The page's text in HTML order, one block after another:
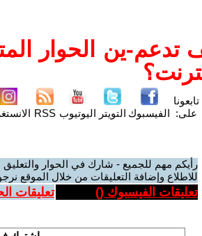
تدعم-ين الحوار
تابعونا
على: الفيسبوك التويتر اليوتيوب RSS
رأيكم مهم للجميع - شارك في الحوار
للاطلاع وإضافة التعليقات من خلال الموقع
تعليقات الفيسبوك () تعليقات